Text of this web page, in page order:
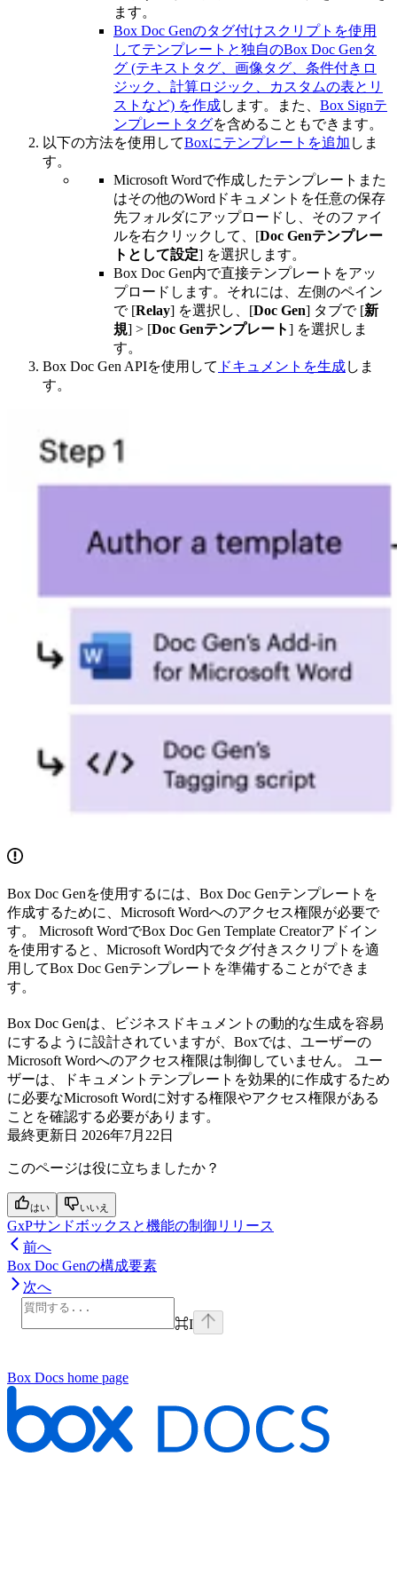
ます。
Box Doc Genのタグ付けスクリプトを使用
してテンプレートと独自のBox Doc Genタ
グ (テキストタグ、画像タグ、条件付きロ
ジック、計算ロジック、カスタムの表とリ
ストなど) を作成します。また、 Box Signテ
ンプレートタグを含めることもできます。
以下の方法を使用してBoxにテンプレートを追加 しま
す。
Microsoft Wordで作成したテンプレートまた
はその他のWordドキュメントを任意の保存
先フォルダにアップロードし、そのファイ
ルを右クリックして、[Doc Genテンプレー
トとして設定] を選択します。
Box Doc Gen内で直接テンプレートをアッ
プロードします。それには、左側のペイン
で [Relay] を選択し、[Doc Gen] タブで [新
規] > [Doc Genテンプレート] を選択しま
す。
Box Doc Gen APIを使用して ドキュメントを生成しま
す。
Box Doc Genを使用するには、Box Doc Genテンプレートを
作成するために、Microsoft Wordへのアクセス権限が必要で
す。 Microsoft WordでBox Doc Gen Template Creatorアドイン
を使用すると、Microsoft Word内でタグ付きスクリプトを適
用してBox Doc Genテンプレートを準備することができま
す。
Box Doc Genは、ビジネスドキュメントの動的な生成を容易
にするように設計されていますが、Boxでは、ユーザーの
Microsoft Wordへのアクセス権限は制御していません。 ユー
ザーは、ドキュメントテンプレートを効果的に作成するため
に必要なMicrosoft Wordに対する権限やアクセス権限がある
ことを確認する必要があります。
最終更新日 2026年7月22日
このページは役に立ちましたか？
はい いいえ
GxPサンドボックスと機能の制御リリース
前へ
Box Doc Genの構成要素
次へ
⌘I
Box Docs home page